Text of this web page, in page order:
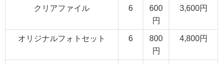
クリアファイル 6
600
円
3,600円
オリジナルフォトセット 6
800
円
4,800円